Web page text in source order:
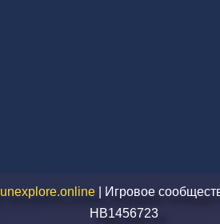
unexplore.online | Игровое
HВ1456723